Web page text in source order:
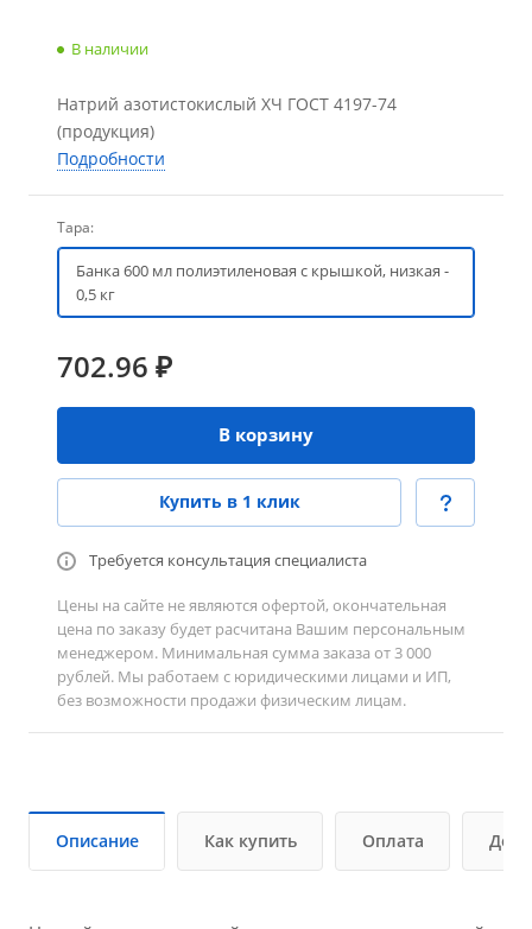
В наличии
Натрий азотистокислый ХЧ ГОСТ 4197-74
(продукция)
Подробности
Тара:
Банка 600 мл полиэтиленовая с крышкой, низкая -
0,5 кг
702.96 ₽
В корзину
Купить в 1 клик
Требуется консультация специалиста
Цены на сайте не являются офертой, окончательная
цена по заказу будет расчитана Вашим персональным
менеджером. Минимальная сумма заказа от 3 000
рублей. Мы работаем с юридическими лицами и ИП,
без возможности продажи физическим лицам.
Описание Как купить Оплата